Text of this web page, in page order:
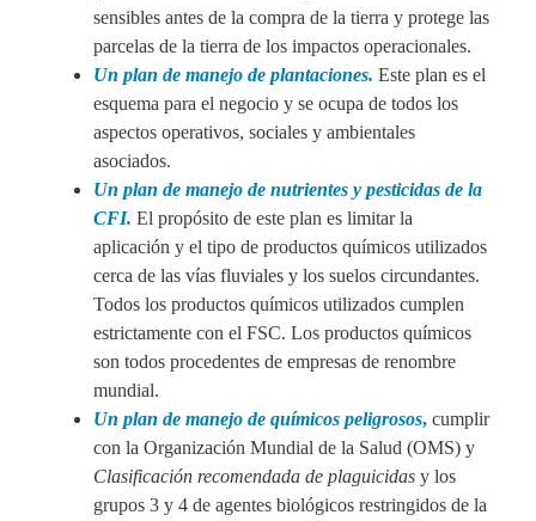
sensibles antes de la compra de la tierra y protege las
parcelas de la tierra de los impactos operacionales.
Un plan de manejo de plantaciones. Este plan es el
esquema para el negocio y se ocupa de todos los
aspectos operativos, sociales y ambientales
asociados.
Un plan de manejo de nutrientes y pesticidas de la
CFI. El propósito de este plan es limitar la
aplicación y el tipo de productos químicos utilizados
cerca de las vías fluviales y los suelos circundantes.
Todos los productos químicos utilizados cumplen
estrictamente con el FSC. Los productos químicos
son todos procedentes de empresas de renombre
mundial.
Un plan de manejo de químicos peligrosos, cumplir
con la Organización Mundial de la Salud (OMS) y
Clasificación recomendada de plaguicidas y los
grupos 3 y 4 de agentes biológicos restringidos de la